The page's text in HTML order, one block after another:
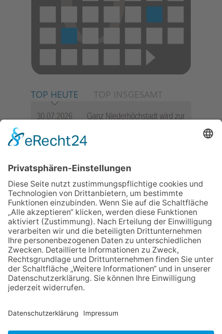
TOP HEUTE TOP INSGESAMT
30.07.2026
Ganz Niederhöchstadt wird zur
06.08.2026
Jugendchor Hochtaunus
Programm „Changes“
Sommerabend: Der Rettershof
lädt wieder zum Weinfest ein
06.08.2026
Hisamoto und Tölke begeistern
mit Werken von Walter
Wachsmuth
09.07.2026
Wasserampel steht auf Gelb:
Stadt ruft zum Wassersparen
auf
NACH OBEN